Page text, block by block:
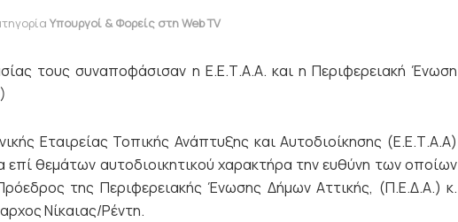
Υπουργοί & Φορείς στη Web TV
τους συναποφάσισαν η Ε.Ε.Τ.Α.Α. και η Περιφερειακή Ένωση
Εταιρείας Τοπικής Ανάπτυξης και Αυτοδιοίκησης (Ε.Ε.Τ.Α.Α)
επί θεμάτων αυτοδιοικητικού χαρακτήρα την ευθύνη των οποίων
της Περιφερειακής Ένωσης Δήμων Αττικής, (Π.Ε.Δ.Α.) κ.
Νίκαιας/Ρέντη.